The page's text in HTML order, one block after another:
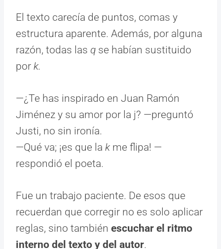
El texto carecía de puntos, comas y
estructura aparente. Además, por alguna
razón, todas las q se habían sustituido
por k.
—¿Te has inspirado en Juan Ramón
Jiménez y su amor por la j? —preguntó
Justi, no sin ironía.
—Qué va; ¡es que la k me flipa! —
respondió el poeta.
Fue un trabajo paciente. De esos que
recuerdan que corregir no es solo aplicar
reglas, sino también escuchar el ritmo
interno del texto y del autor.